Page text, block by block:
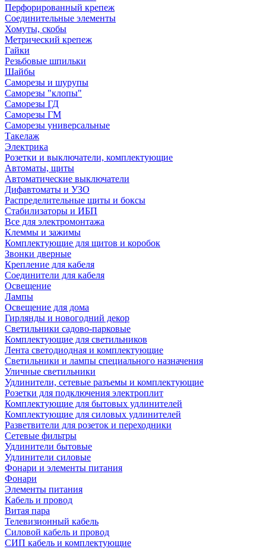
Перфорированный крепеж
Соединительные элементы
Хомуты, скобы
Метрический крепеж
Гайки
Резьбовые шпильки
Шайбы
Саморезы и шурупы
Саморезы "клопы"
Саморезы ГД
Саморезы ГМ
Саморезы универсальные
Такелаж
Электрика
Розетки и выключатели, комплектующие
Автоматы, щиты
Автоматические выключатели
Дифавтоматы и УЗО
Распределительные щиты и боксы
Стабилизаторы и ИБП
Все для электромонтажа
Клеммы и зажимы
Комплектующие для щитов и коробок
Звонки дверные
Крепление для кабеля
Соединители для кабеля
Освещение
Лампы
Освещение для дома
Гирлянды и новогодний декор
Светильники садово-парковые
Комплектующие для светильников
Лента светодиодная и комплектующие
Светильники и лампы специального назначения
Уличные светильники
Удлинители, сетевые разъемы и комплектующие
Розетки для подключения электроплит
Комплектующие для бытовых удлинителей
Комплектующие для силовых удлинителей
Разветвители для розеток и переходники
Сетевые фильтры
Удлинители бытовые
Удлинители силовые
Фонари и элементы питания
Фонари
Элементы питания
Кабель и провод
Витая пара
Телевизионный кабель
Силовой кабель и провод
СИП кабель и комплектующие